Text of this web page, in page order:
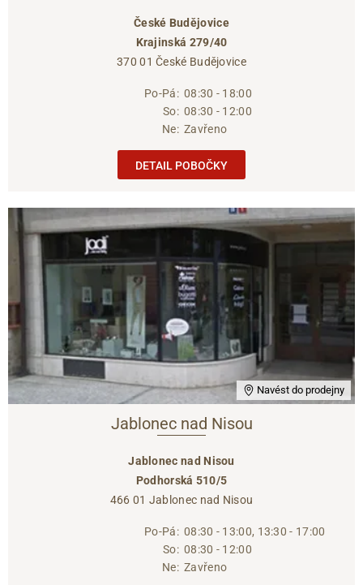
České Budějovice
Krajinská 279/40
370 01 České Budějovice
Po-Pá: 08:30 - 18:00
So: 08:30 - 12:00
Ne: Zavřeno
DETAIL POBOČKY
Navést do prodejny
Jablonec nad Nisou
Jablonec nad Nisou
Podhorská 510/5
466 01 Jablonec nad Nisou
Po-Pá: 08:30 - 13:00, 13:30 - 17:00
So: 08:30 - 12:00
Ne: Zavřeno